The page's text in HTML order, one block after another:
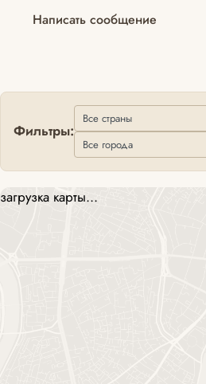
Фильтры:
загрузка карты...
Написать сообщение